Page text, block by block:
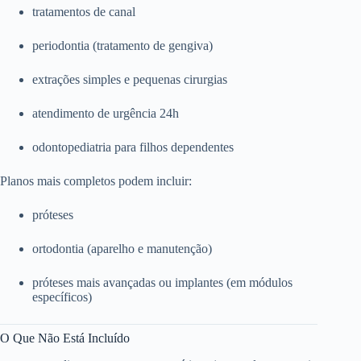
tratamentos de canal
periodontia (tratamento de gengiva)
extrações simples e pequenas cirurgias
atendimento de urgência 24h
odontopediatria para filhos dependentes
Planos mais completos podem incluir:
próteses
ortodontia (aparelho e manutenção)
próteses mais avançadas ou implantes (em módulos
específicos)
O Que Não Está Incluído